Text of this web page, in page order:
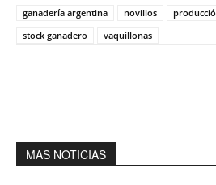
ganadería argentina
novillos
stock ganadero
vaquillonas
MAS NOTICIAS